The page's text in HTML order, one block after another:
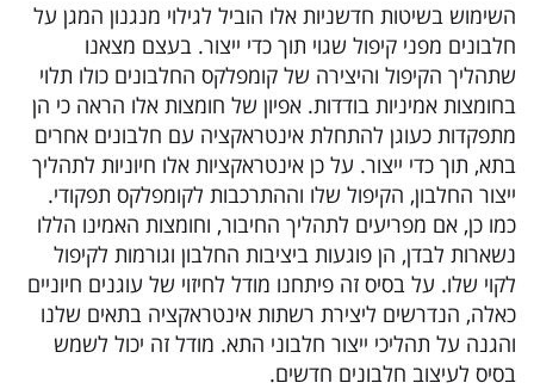
השימוש בשיטות חדשניות אלו הוביל לגילוי מנגנון המגן על
חלבונים מפני קיפול שגוי תוך כדי ייצור. בעצם מצאנו
שתהליך הקיפול והיצירה של קומפלקס החלבונים כולו תלוי
בחומצות אמיניות בודדות. אפיון של חומצות אלו הראה כי הן
מתפקדות כעוגן להתחלת אינטראקציה עם חלבונים אחרים
בתא, תוך כדי ייצור. על כן אינטראקציות אלו חיוניות לתהליך
ייצור החלבון, הקיפול שלו וההתרכבות לקומפלקס תפקודי.
כמו כן, אם מפריעים לתהליך החיבור, וחומצות האמינו הללו
נשארות לבדן, הן פוגעות ביציבות החלבון וגורמות לקיפול
לקוי שלו. על בסיס זה פיתחנו מודל לחיזוי של עוגנים חיוניים
כאלה, הנדרשים ליצירת רשתות אינטראקציה בתאים שלנו
והגנה על תהליכי ייצור חלבוני התא. מודל זה יכול לשמש
בסיס לעיצוב חלבונים חדשים.